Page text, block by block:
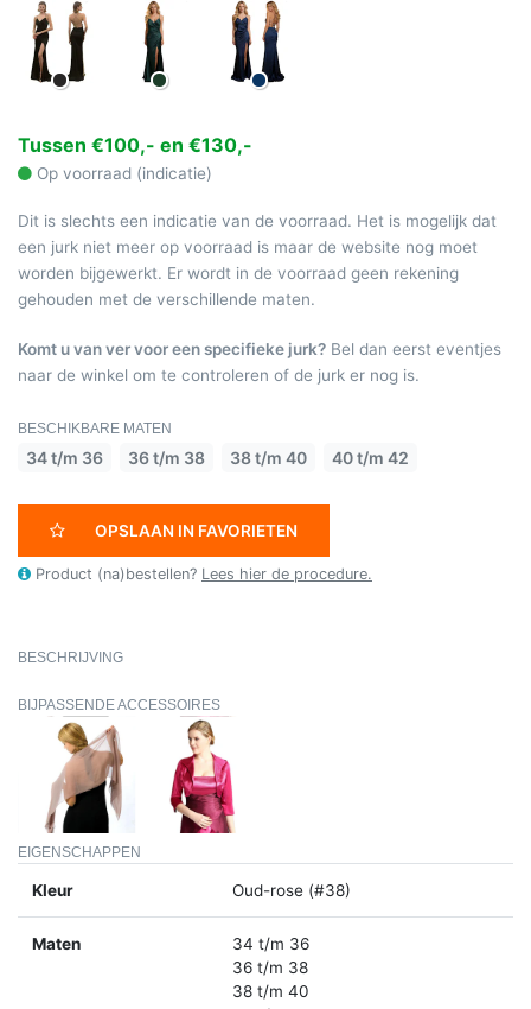
Tussen €100,- en €130,-
Op voorraad (indicatie)
Dit is slechts een indicatie van de voorraad. Het is mogelijk dat
een jurk niet meer op voorraad is maar de website nog moet
worden bijgewerkt. Er wordt in de voorraad geen rekening
gehouden met de verschillende maten.
Komt u van ver voor een specifieke jurk? Bel dan eerst eventjes
naar de winkel om te controleren of de jurk er nog is.
BESCHIKBARE MATEN
34 t/m 36 36 t/m 38 38 t/m 40 40 t/m 42
OPSLAAN IN FAVORIETEN
Product (na)bestellen? Lees hier de procedure.
BESCHRIJVING
BIJPASSENDE ACCESSOIRES
EIGENSCHAPPEN
Kleur Oud-rose (#38)
Maten
34 t/m 36
36 t/m 38
38 t/m 40